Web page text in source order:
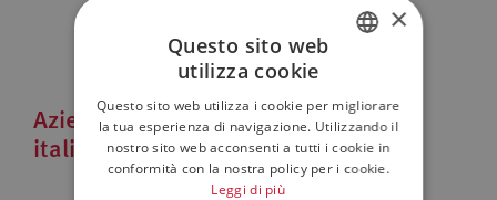
Aziende che guardano al mercato
italiano
ENGLISH
×
Questo sito web
utilizza cookie
Questo sito web utilizza i cookie per migliorare
la tua esperienza di navigazione. Utilizzando il
nostro sito web acconsenti a tutti i cookie in
conformità con la nostra policy per i cookie.
Leggi di più